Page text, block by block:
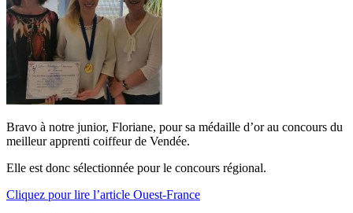
Bravo à notre junior, Floriane, pour sa médaille d’or au concours du
meilleur apprenti coiffeur de Vendée.
Elle est donc sélectionnée pour le concours régional.
Cliquez pour lire l’article Ouest-France